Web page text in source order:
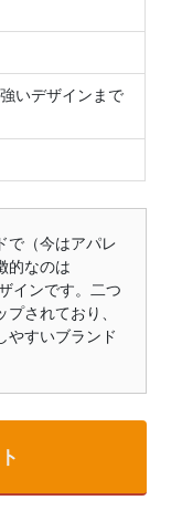
いデザインまで
で（今はアパレ
的なのは
インです。二つ
されており、
やすいブランド